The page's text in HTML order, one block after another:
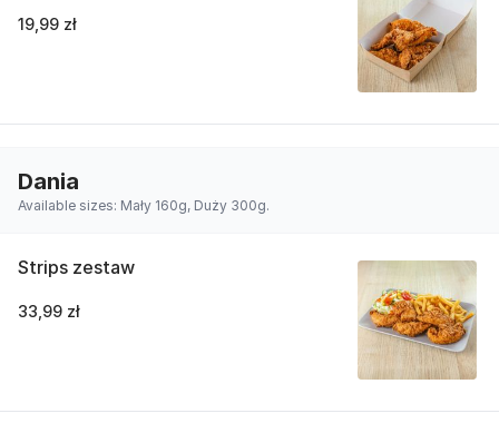
19,99 zł
Dania
Available sizes: Mały 160g, Duży 300g.
Strips zestaw
33,99 zł